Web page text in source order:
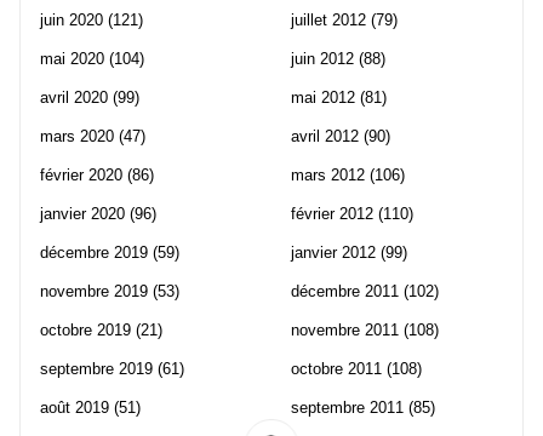
juin 2020 (121)
mai 2020 (104)
avril 2020 (99)
mars 2020 (47)
février 2020 (86)
janvier 2020 (96)
décembre 2019 (59)
novembre 2019 (53)
octobre 2019 (21)
septembre 2019 (61)
août 2019 (51)
juillet 2012 (79)
juin 2012 (88)
mai 2012 (81)
avril 2012 (90)
mars 2012 (106)
février 2012 (110)
janvier 2012 (99)
décembre 2011 (102)
novembre 2011 (108)
octobre 2011 (108)
septembre 2011 (85)